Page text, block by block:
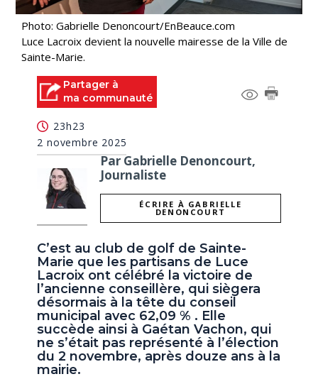
Photo: Gabrielle Denoncourt/EnBeauce.com
Luce Lacroix devient la nouvelle mairesse de la Ville de
Sainte-Marie.
Partager à
ma communauté
23h23
2 novembre 2025
Par Gabrielle Denoncourt,
Journaliste
ÉCRIRE À GABRIELLE
DENONCOURT
C’est au club de golf de Sainte-
Marie que les partisans de Luce
Lacroix ont célébré la victoire de
l’ancienne conseillère, qui siègera
désormais à la tête du conseil
municipal avec 62,09 % . Elle
succède ainsi à Gaétan Vachon, qui
ne s’était pas représenté à l’élection
du 2 novembre, après douze ans à la
mairie.